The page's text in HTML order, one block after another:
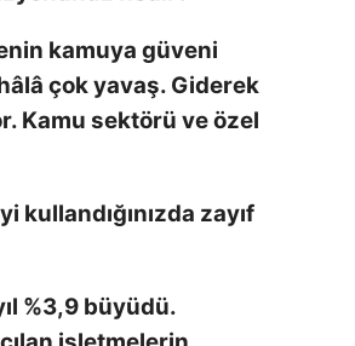
kamuya güveni
çok yavaş. Giderek
Kamu sektörü ve özel
kullandığınızda zayıf
%3,9 büyüdü.